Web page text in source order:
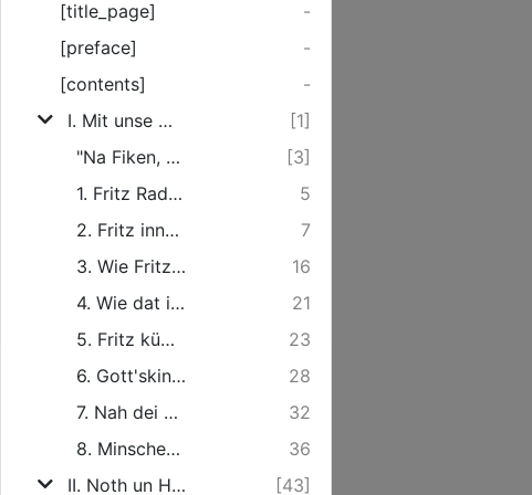
[title_page]
-
[preface]
-
[contents]
-
I. Mit unse Macht is nicks gedahn.
[1]
"Na Fiken, du putzst un wischst hüt Abend ümmetau, ...
[3]
1. Fritz Radmake sin Jungsjohren.
5
2. Fritz inne Fröm'm.
7
3. Wie Fritzen dat wiere gahn ded in dei Fröm'm.
16
4. Wie dat in Meierhof hergahn wier.
21
5. Fritz kümmt tau Hus.
23
6. Gott'skinne sewen annes as Weltkinne.
28
7. Nah dei Hochtied.
32
8. Minschenweg' un Gottsweg.
36
II. Noth un Hülp.
[43]